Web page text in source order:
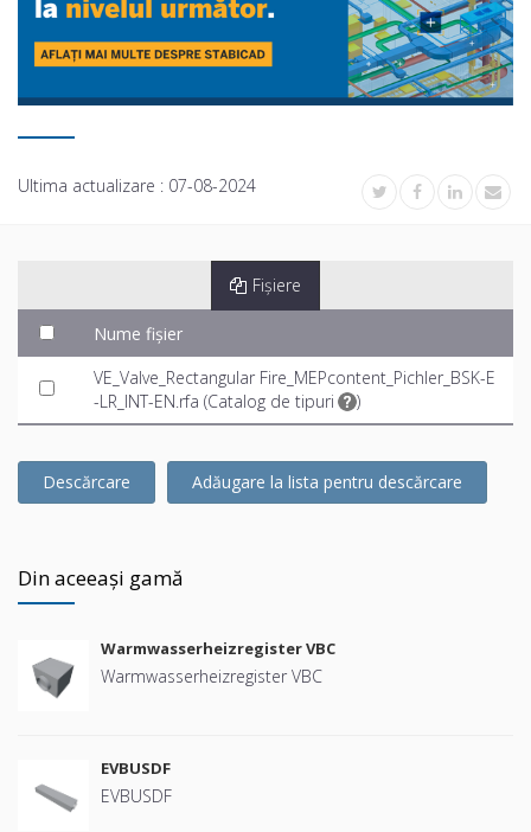
Ultima actualizare : 07-08-2024
Fișiere
Nume fișier
VE_Valve_Rectangular Fire_MEPcontent_Pichler_BSK-E
-LR_INT-EN.rfa (Catalog de tipuri )
Descărcare Adăugare la lista pentru descărcare
Din aceeași gamă
Warmwasserheizregister VBC
Warmwasserheizregister VBC
EVBUSDF
EVBUSDF